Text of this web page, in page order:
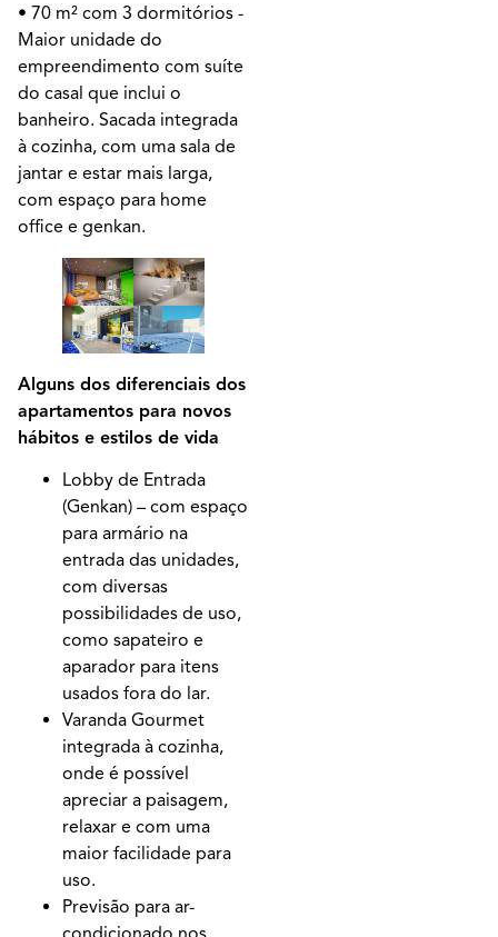
• 70 m² com 3 dormitórios -
Maior unidade do
empreendimento com suíte
do casal que inclui o
banheiro. Sacada integrada
à cozinha, com uma sala de
jantar e estar mais larga,
com espaço para home
office e genkan.
Alguns dos diferenciais dos
apartamentos para novos
hábitos e estilos de vida
Lobby de Entrada
(Genkan) – com espaço
para armário na
entrada das unidades,
com diversas
possibilidades de uso,
como sapateiro e
aparador para itens
usados fora do lar.
Varanda Gourmet
integrada à cozinha,
onde é possível
apreciar a paisagem,
relaxar e com uma
maior facilidade para
uso.
Previsão para ar-